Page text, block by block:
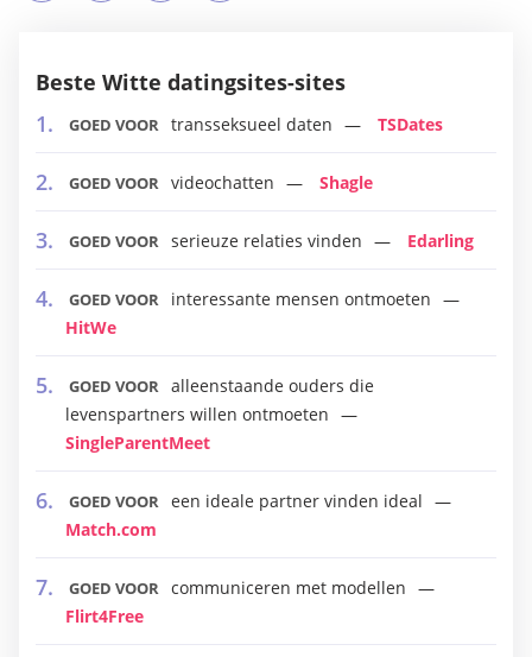
Beste Witte datingsites-sites
GOED VOOR transseksueel daten TSDates
GOED VOOR videochatten Shagle
GOED VOOR serieuze relaties vinden Edarling
GOED VOOR
interessante mensen ontmoeten
HitWe
GOED VOOR alleenstaande ouders die
levenspartners willen ontmoeten
SingleParentMeet
GOED VOOR een ideale partner vinden ideal
Match.com
GOED VOOR communiceren met modellen
Flirt4Free